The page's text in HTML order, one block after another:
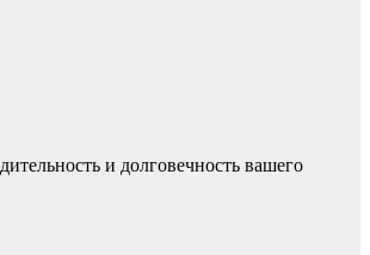
и долговечность вашего